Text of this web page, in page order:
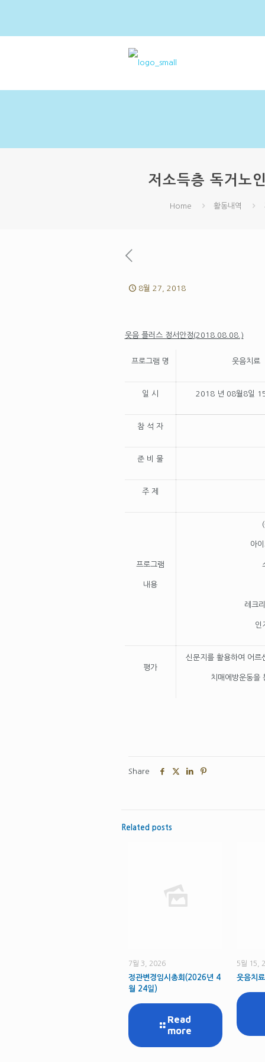
저소득층 독거노
Home 활동내역
8월 27, 2018
웃음 플러스 정서안정(2018.08.08.)
프로그램 명 웃음치료
일 시 2018 년 08월8일
참 석 자
준 비 물
주 제
프로그램
내용
아
레크
인
평가
신문지를 활용하여 어르
치매에방운동을
Share
Related posts
7월 3, 2026
정관변경임시총회(2026년 4
월 24일)
Read
more
5월 15,
웃음치